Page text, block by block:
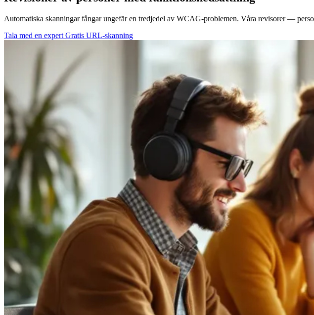
Automatiska skanningar fångar ungefär en tredjedel av WCAG-problemen. Våra revisorer —
Tala med en expert Gratis URL-skanning